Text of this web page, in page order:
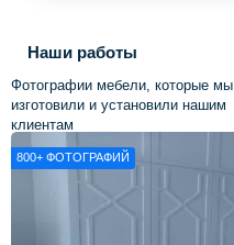
Наши работы
Фотографии мебели, которые мы
изготовили и установили нашим
клиентам
800+ ФОТОГРАФИЙ